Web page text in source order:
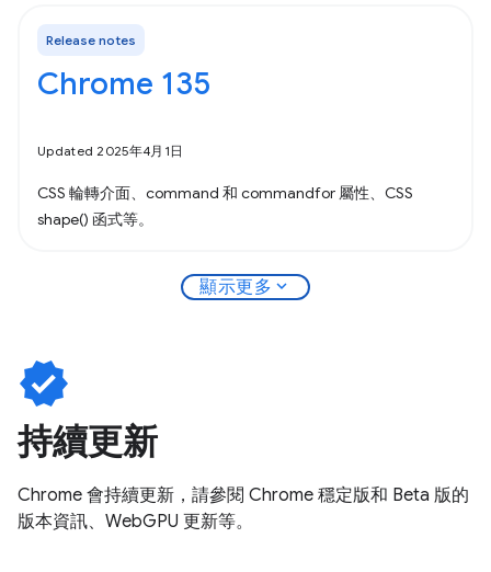
Release notes
Chrome 135
Updated 2025年4月1日
CSS 輪轉介面、command 和 commandfor 屬性、CSS
shape() 函式等。
顯示更多 expand_more
verified
持續更新
Chrome 會持續更新，請參閱 Chrome 穩定版和 Beta 版的
版本資訊、WebGPU 更新等。